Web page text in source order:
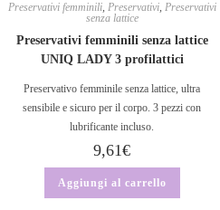
Preservativi femminili, Preservativi, Preservativi
senza lattice
Preservativi femminili senza lattice
UNIQ LADY 3 profilattici
Preservativo femminile senza lattice, ultra
sensibile e sicuro per il corpo. 3 pezzi con
lubrificante incluso.
9,61€
Aggiungi al carrello